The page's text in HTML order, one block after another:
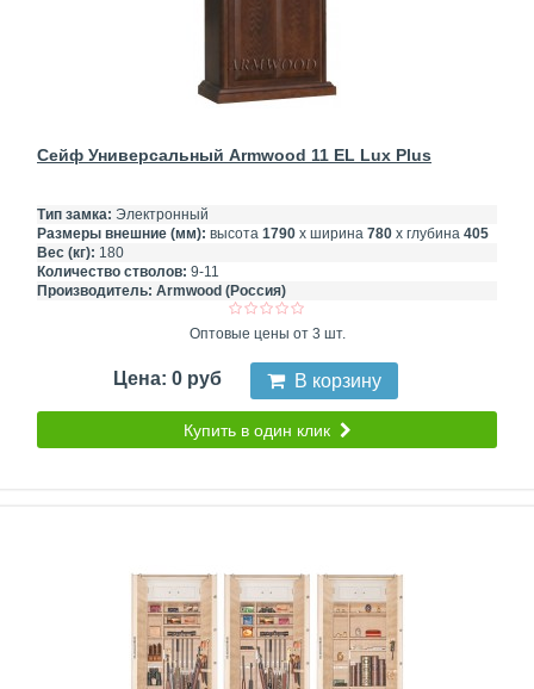
Сейф Универсальный Armwood 11 EL Lux Plus
Тип замка: Электронный
Размеры внешние (мм): высота 1790 х ширина 780 х глубина 405
Вес (кг): 180
Количество стволов: 9-11
Производитель: Armwood (Россия)
Оптовые цены от 3 шт.
Цена: 0 руб В корзину
Купить в один клик